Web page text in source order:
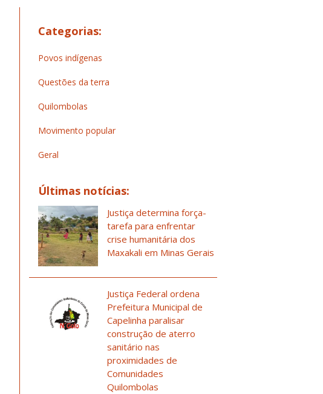
Categorias:
Povos indígenas
Questões da terra
Quilombolas
Movimento popular
Geral
Últimas notícias:
Justiça determina força-
tarefa para enfrentar
crise humanitária dos
Maxakali em Minas Gerais
Justiça Federal ordena
Prefeitura Municipal de
Capelinha paralisar
construção de aterro
sanitário nas
proximidades de
Comunidades
Quilombolas